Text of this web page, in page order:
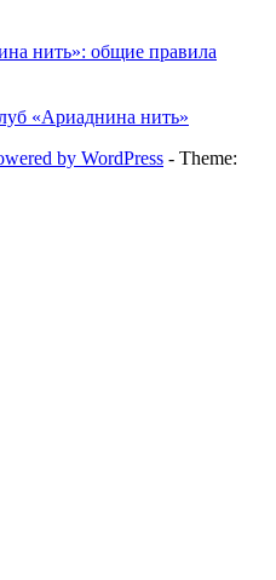
нить»: общие правила
«Ариаднина нить»
by WordPress - Theme: